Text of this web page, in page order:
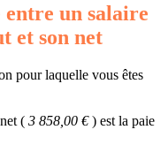
un salaire
et son net
pour laquelle vous êtes
( 3 858,00 €) est la paie